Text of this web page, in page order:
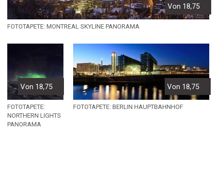
Von 18,75
FOTOTAPETE: MONTREAL SKYLINE PANORAMA
Von 18,75
FOTOTAPETE:
NORTHERN LIGHTS
PANORAMA
Von 18,75
FOTOTAPETE: BERLIN HAUPTBAHNHOF